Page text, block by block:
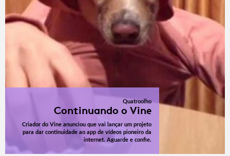
Quatroolho
Continuando o Vine
Criador do Vine anunciou que vai lançar um projeto
para dar continuidade ao app de vídeos pioneiro da
internet. Aguarde e confie.